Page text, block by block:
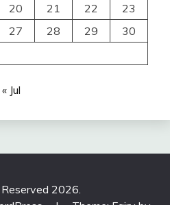
20 21 22
23
27 28 29
30
« Jul
2026.